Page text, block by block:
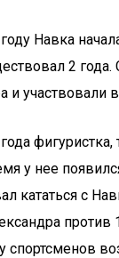
Навка
2
и участвовали
у нее
кататься с
против
спортсменов